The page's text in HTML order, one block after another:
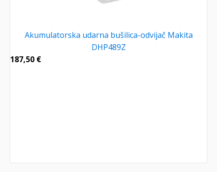
Akumulatorska udarna bušilica-odvijač Makita
DHP489Z
187,50 €